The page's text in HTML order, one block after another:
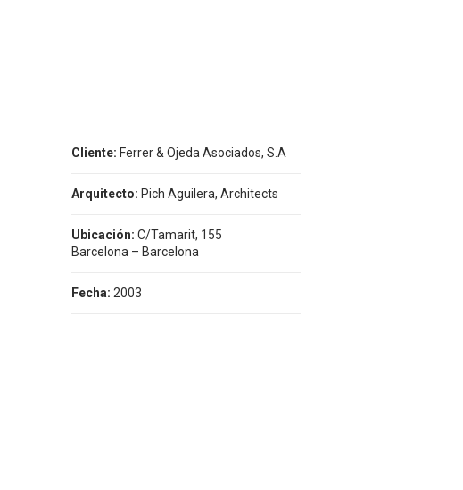
Cliente: Ferrer & Ojeda Asociados, S.A
Arquitecto: Pich Aguilera, Architects
Ubicación: C/Tamarit, 155
Barcelona – Barcelona
Fecha: 2003